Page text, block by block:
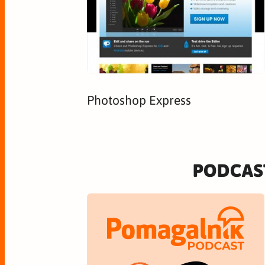
Photoshop Express